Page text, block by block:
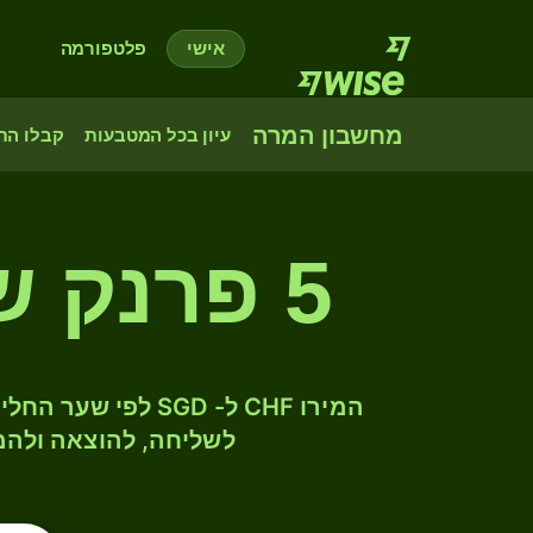
אישי פלטפורמה
מחשבון המרה עיון בכל המטבעות קבלו
5 פרנק שווייצרי לדולר סינגפורי
לשליחה, להוצאה